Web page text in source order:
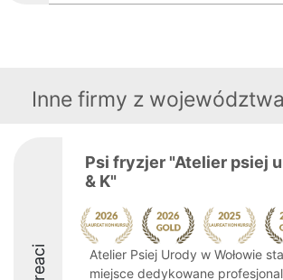
Inne firmy z województwa
Psi fryzjer "Atelier psiej
& K"
Atelier Psiej Urody w Wołowie
miejsce dedykowane